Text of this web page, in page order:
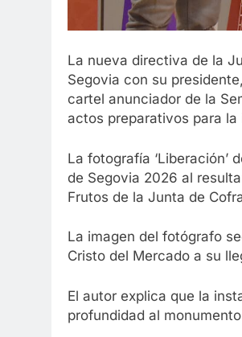
La nueva directiva de la
Segovia con su
cartel anunciador de la
actos preparativos para
La fotografía ‘Liberación’
de Segovia 2026 al
Frutos de la Junta de
La imagen del fotógrafo
Cristo del Mercado a su
El autor explica que la
profundidad al